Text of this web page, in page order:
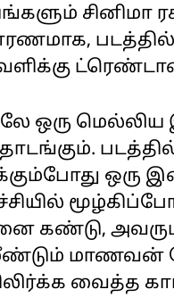
சினிமா
ஒரு
படத்தில்
ஒரு
கண்டு,
மீண்டும் மாணவன்
வைத்த